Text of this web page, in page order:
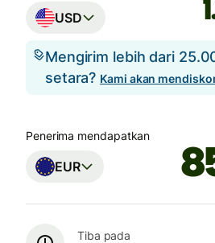
USD
Mengirim lebih dari
setara? Kami akan
Penerima mendapatkan
EUR
Tiba pada